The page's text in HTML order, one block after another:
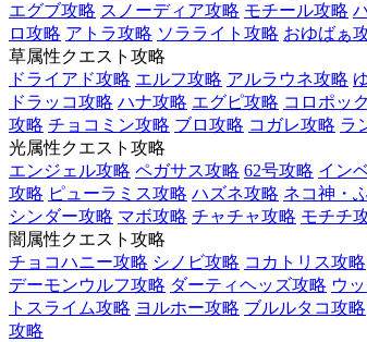
エグブ攻略 スノーディア攻略 モチール攻略
ロ攻略 アトラ攻略 ソラライト攻略 おゆばぁ
草属性クエスト攻略
ドライアド攻略 エルフ攻略 アルラウネ攻略
ドラッコ攻略 ハナ攻略 エグピ攻略 コロポッ
攻略 チョコミン攻略 ブロ攻略 コガレ攻略 ラ
光属性クエスト攻略
エンジェル攻略 ペガサス攻略 62号攻略 イン
攻略 ピューラミス攻略 ハズネ攻略 ネコ神・
シンダー攻略 マボ攻略 チャチャ攻略 モチチ
闇属性クエスト攻略
チョコハニー攻略 シノビ攻略 コカトリス攻略
デーモンウルフ攻略 ダーティヘッズ攻略 ウ
トスライム攻略 ヨルホー攻略 ブルルタコ攻略
攻略